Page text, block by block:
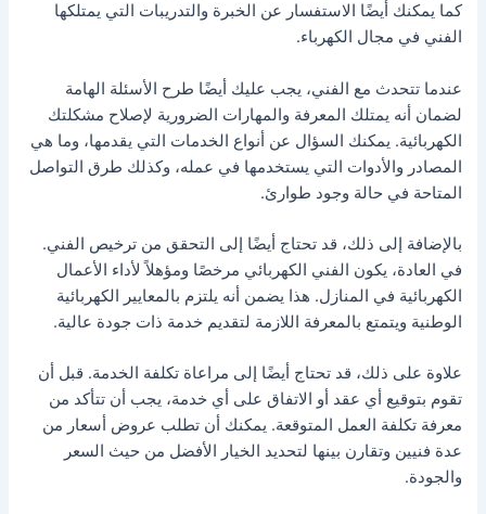
كما يمكنك أيضًا الاستفسار عن الخبرة والتدريبات التي يمتلكها
الفني في مجال الكهرباء.
عندما تتحدث مع الفني، يجب عليك أيضًا طرح الأسئلة الهامة
لضمان أنه يمتلك المعرفة والمهارات الضرورية لإصلاح مشكلتك
الكهربائية. يمكنك السؤال عن أنواع الخدمات التي يقدمها، وما هي
المصادر والأدوات التي يستخدمها في عمله، وكذلك طرق التواصل
المتاحة في حالة وجود طوارئ.
بالإضافة إلى ذلك، قد تحتاج أيضًا إلى التحقق من ترخيص الفني.
في العادة، يكون الفني الكهربائي مرخصًا ومؤهلاً لأداء الأعمال
الكهربائية في المنازل. هذا يضمن أنه يلتزم بالمعايير الكهربائية
الوطنية ويتمتع بالمعرفة اللازمة لتقديم خدمة ذات جودة عالية.
علاوة على ذلك، قد تحتاج أيضًا إلى مراعاة تكلفة الخدمة. قبل أن
تقوم بتوقيع أي عقد أو الاتفاق على أي خدمة، يجب أن تتأكد من
معرفة تكلفة العمل المتوقعة. يمكنك أن تطلب عروض أسعار من
عدة فنيين وتقارن بينها لتحديد الخيار الأفضل من حيث السعر
والجودة.